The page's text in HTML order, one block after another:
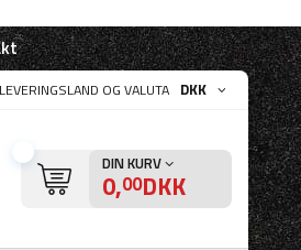
OG VALUTA DKK
DIN KURV
0,00DKK